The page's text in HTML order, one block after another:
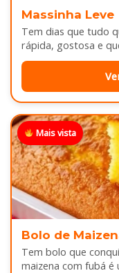
Massinha Leve
Tem dias que tudo
rápida, gostosa e
Mais vista
Bolo de
Tem bolo que
maizena com fubá